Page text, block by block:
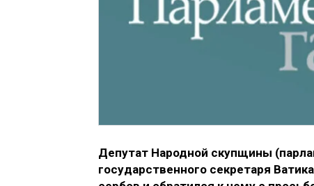
Депутат Народной скупщины
государственного секретаря